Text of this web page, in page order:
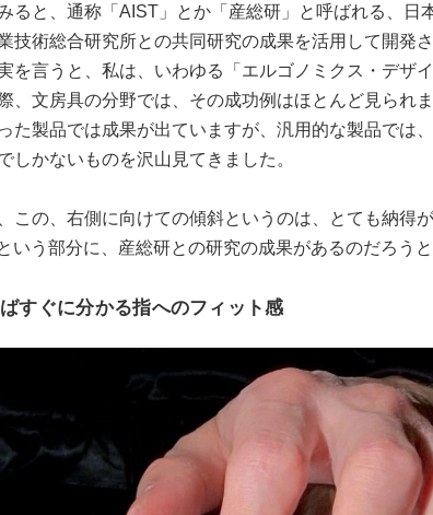
ると、通称「AIST」とか「産総研」と呼ばれる、日
技術総合研究所との共同研究の成果を活用して開発
を言うと、私は、いわゆる「エルゴノミクス・デザ
、文房具の分野では、その成功例はほとんど見られ
た製品では成果が出ていますが、汎用的な製品では
しかないものを沢山見てきました。
この、右側に向けての傾斜というのは、とても納得
いう部分に、産総研との研究の成果があるのだろうと
すぐに分かる指へのフィット感